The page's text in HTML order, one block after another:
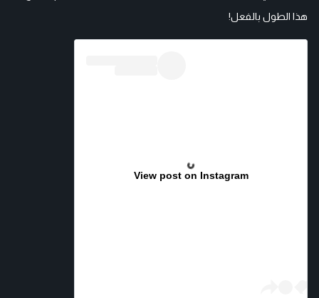
هذا الطول بالفعل!
View post on Instagram